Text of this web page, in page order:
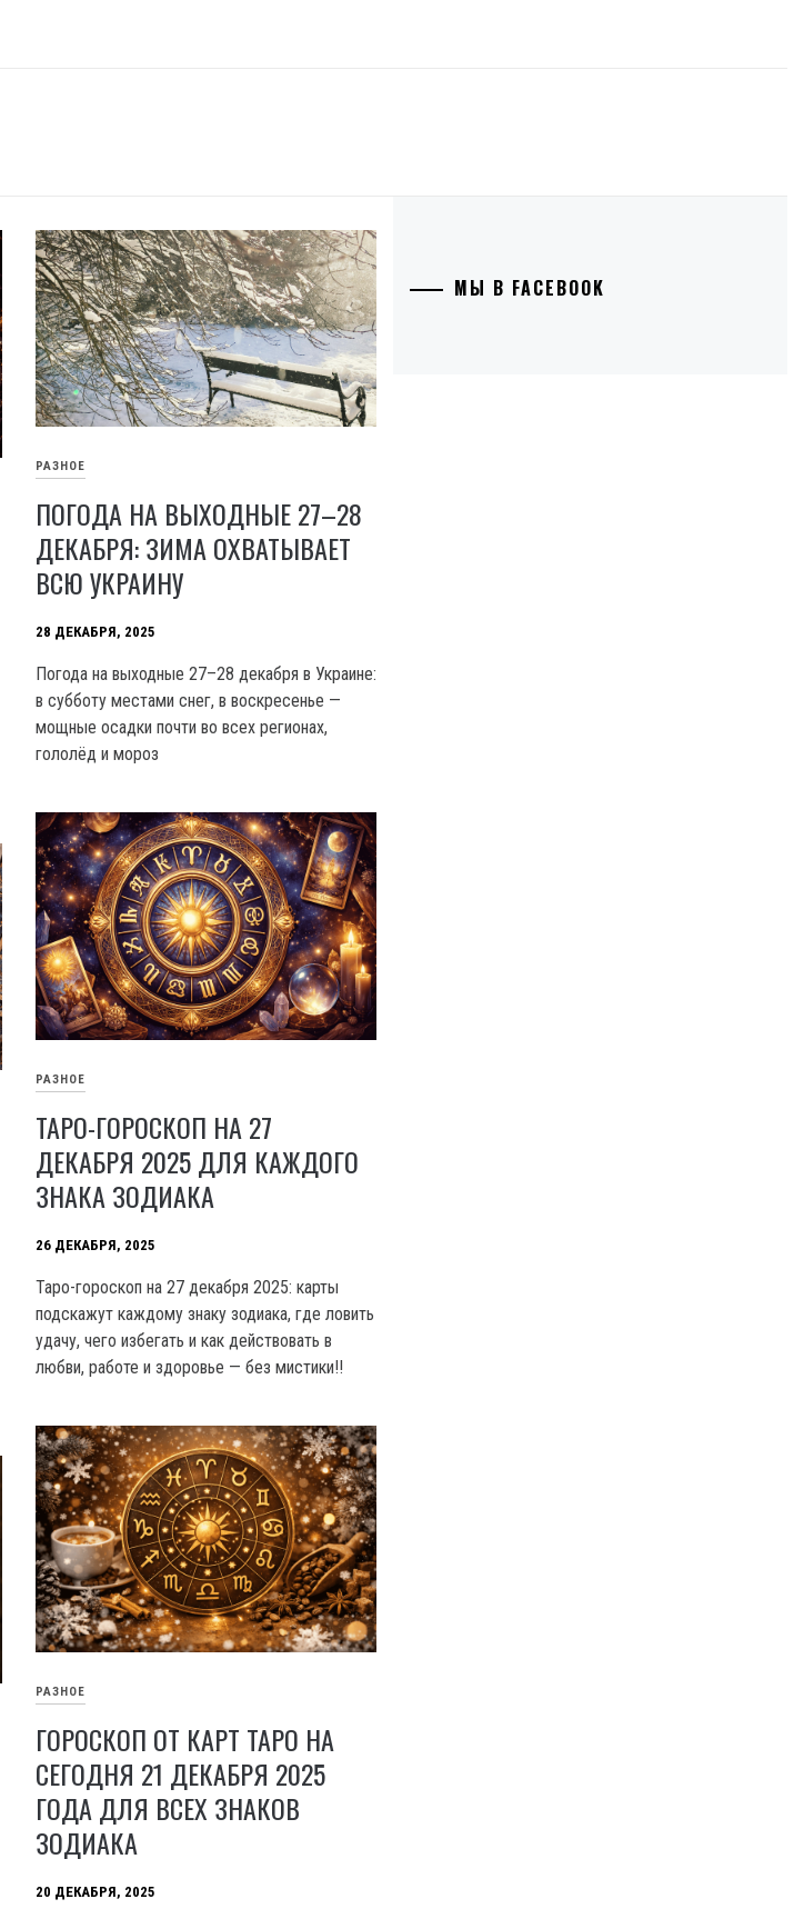
РАЗНОЕ
ПОГОДА НА ВЫХОДНЫЕ 27–28
ДЕКАБРЯ: ЗИМА ОХВАТЫВАЕТ
ВСЮ УКРАИНУ
28 ДЕКАБРЯ, 2025
Погода на выходные 27–28 декабря в Украине:
в субботу местами снег, в воскресенье —
мощные осадки почти во всех регионах,
гололёд и мороз
РАЗНОЕ
ТАРО-ГОРОСКОП НА 27
ДЕКАБРЯ 2025 ДЛЯ КАЖДОГО
ЗНАКА ЗОДИАКА
26 ДЕКАБРЯ, 2025
Таро-гороскоп на 27 декабря 2025: карты
подскажут каждому знаку зодиака, где ловить
удачу, чего избегать и как действовать в
любви, работе и здоровье — без мистики!!
РАЗНОЕ
ГОРОСКОП ОТ КАРТ ТАРО НА
СЕГОДНЯ 21 ДЕКАБРЯ 2025
ГОДА ДЛЯ ВСЕХ ЗНАКОВ
ЗОДИАКА
20 ДЕКАБРЯ, 2025
МЫ В FACEBOOK